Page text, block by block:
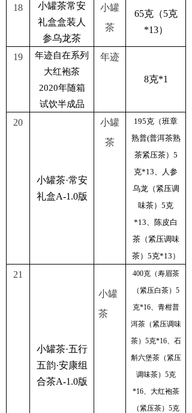
18
小罐茶常安
礼盒盒装人
参乌龙茶
小罐
茶
65克（5克
*13）
19
年迹自在系列
大红袍茶
2020年随箱
试饮半成品
年迹
8克*1
20
小罐茶·常安
礼盒A-1.0版
小罐
茶
195克（班章
熟普(普洱茶熟
茶紧压茶）5
克*13、人参
乌龙（紧压调
味茶）5克
*13、陈皮白
茶（紧压调味
茶）5克*13）
21
小罐茶·五行
五韵·安康组
合茶A-1.0版
小罐
茶
400克（寿眉茶
（紧压白茶）5
克*16、青柑普
洱茶（紧压调味
茶）5克*16、石
斛六堡茶（紧压
调味茶）5克
*16、大红袍茶
（紧压茶）5克